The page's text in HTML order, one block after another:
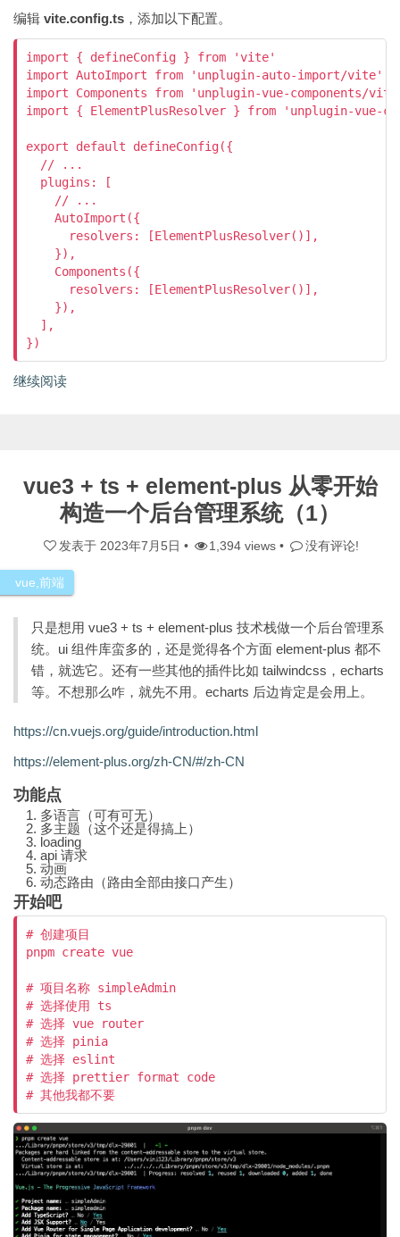
编辑 vite.config.ts ，添加以下配置。
import { defineConfig } from 'vite'
import AutoImport from 'unplugin-auto-import/vite'
import Components from 'unplugin-vue-components/
import { ElementPlusResolver } from 'unplugin-vue-
export default defineConfig({
  // ...
  plugins: [
    // ...
    AutoImport({
      resolvers: [ElementPlusResolver()],
    }),
    Components({
      resolvers: [ElementPlusResolver()],
    }),
  ],
})
继续阅读
vue3 + ts + element-plus 从零开始
构造一个后台管理系统（1）
发表于 2023年7月5日 • 1,394 views • 没有评论!
vue 前端
只是想用 vue3 + ts + element-plus 技术栈做一个后台管理系
统。ui 组件库蛮多的，还是觉得各个方面 element-plus 都不
错，就选它。还有一些其他的插件比如 tailwindcss，echarts
等。不想那么咋，就先不用。echarts 后边肯定是会用上。
https://cn.vuejs.org/guide/introduction.html
https://element-plus.org/zh-CN/#/zh-CN
功能点
多语言（可有可无）
多主题（这个还是得搞上）
loading
api 请求
动画
动态路由（路由全部由接口产生）
开始吧
# 创建项目
pnpm create vue
# 项目名称 simpleAdmin
# 选择使用 ts
# 选择 vue router
# 选择 pinia
# 选择 eslint
# 选择 prettier format code
# 其他我都不要